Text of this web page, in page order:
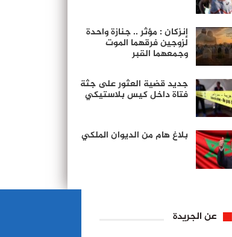
إنزكان : مؤثر .. جنازة واحدة
لزوجين فرقهما الموت
وجمعهما القبر
جديد قضية العثور على جثة
فتاة داخل كيس بلاستيكي
بلاغ هام من الديوان الملكي
عن الجريدة